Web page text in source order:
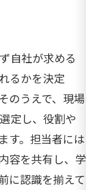
自社が求める
るかを決定
のうえで、現場
定し、役割や
す。担当者には
容を共有し、学
に認識を揃えて